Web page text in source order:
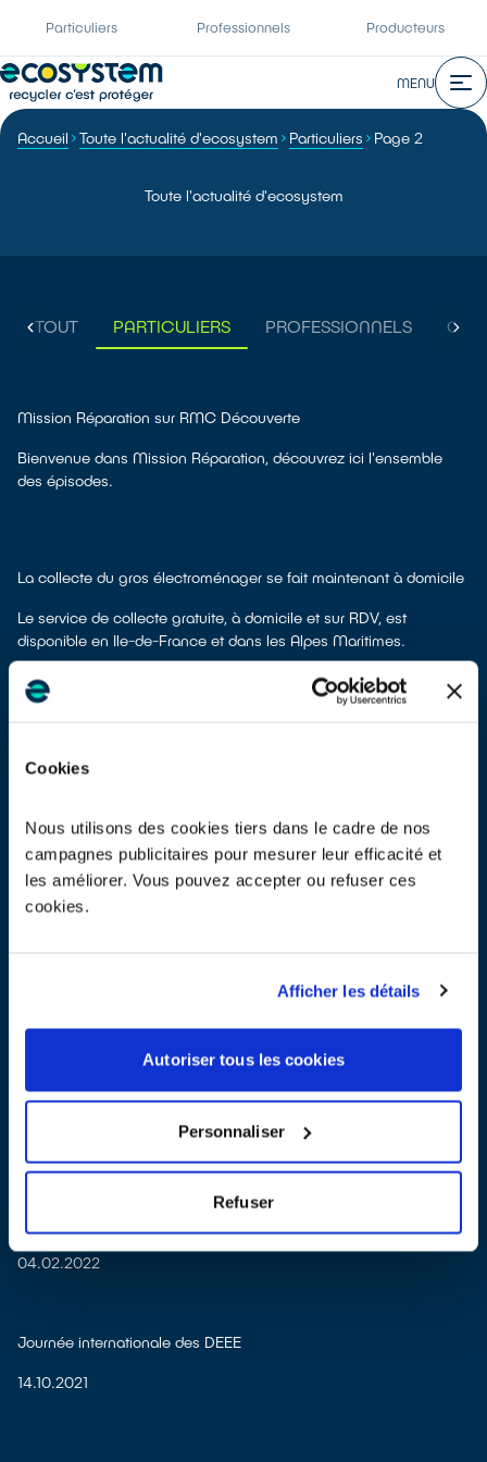
Cookies
Nous utilisons des cookies tiers dans le cadre de nos
campagnes publicitaires pour mesurer leur efficacité et
les améliorer. Vous pouvez accepter ou refuser ces
cookies.
Afficher les détails
Autoriser tous les cookies
Personnaliser
Refuser
Particuliers Professionnels Producteurs
MENU
Accueil Toute l'actualité d'ecosystem Particuliers Page 2
Toute l'actualité d'ecosystem
TOUT PARTICULIERS PROFESSIONNELS
Mission Réparation sur RMC Découverte
Bienvenue dans Mission Réparation, découvrez ici l'ensemble
des épisodes.
La collecte du gros électroménager se fait maintenant à domicile
Le service de collecte gratuite, à domicile et sur RDV, est
disponible en Ile-de-France et dans les Alpes Maritimes.
Appel à témoignages sur la réparation
Vous avez récemment fait réparer un appareil électrique hors
garantie chez un professionnel ? Répondez à l’enquête de la
La destruction des appareils électriques invendus : c’est fini !
Depuis le 1er janvier 2022, les produits – hors alimentation – qui
04.02.2022
Journée internationale des DEEE
14.10.2021